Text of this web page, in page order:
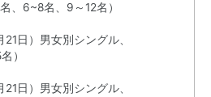
、6~8名、9～12名）
日）男女別シングル、
）
日）男女別シングル、